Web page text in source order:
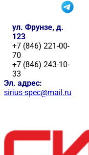
ул. Фрунзе, д.
123
+7 (846) 221-00-
70
+7 (846) 243-10-
33
Эл. адрес:
sirius-spec@mail.ru